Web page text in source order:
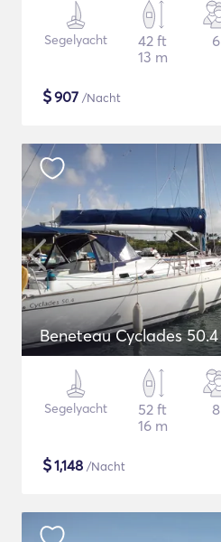
Segelyacht
42 ft
13 m
6
$907 /Nacht
Beneteau Cyclades 50.4
Segelyacht
52 ft
16 m
8
$1,148 /Nacht